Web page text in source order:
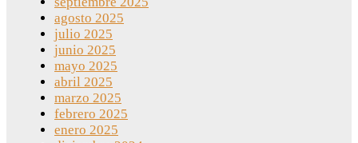
agosto 2025
julio 2025
junio 2025
mayo 2025
abril 2025
marzo 2025
febrero 2025
enero 2025